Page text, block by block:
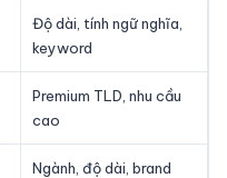
Độ dài, tính ngữ nghĩa,
keyword
Premium TLD, nhu cầu
cao
Ngành, độ dài, brand